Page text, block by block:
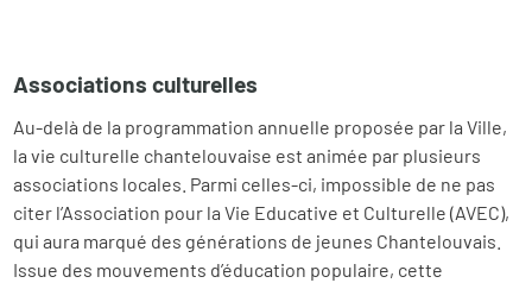
Associations culturelles
Au-delà de la programmation annuelle proposée par la Ville,
la vie culturelle chantelouvaise est animée par plusieurs
associations locales. Parmi celles-ci, impossible de ne pas
citer l’Association pour la Vie Educative et Culturelle (AVEC),
qui aura marqué des générations de jeunes Chantelouvais.
Issue des mouvements d’éducation populaire, cette